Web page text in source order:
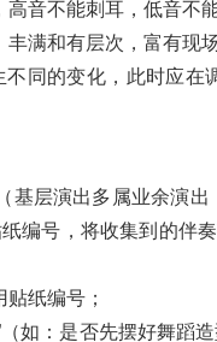
音不能刺耳，低音不能
满和有层次，富有现
同的变化，此时应在
基层演出多属业余演
编号，将收集到的伴
纸编号；
如：是否先摆好舞蹈